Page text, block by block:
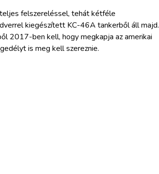
felszereléssel, tehát kétféle
kiegészített KC-46A tankerből áll majd.
2017-ben kell, hogy megkapja az amerikai
is meg kell szereznie.